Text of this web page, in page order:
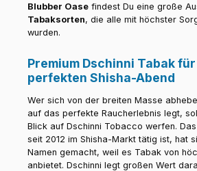
Blubber Oase findest Du eine große
Tabaksorten, die alle mit höchster
wurden.
Premium Dschinni Tabak
perfekten Shisha-Abend
Wer sich von der breiten Masse
auf das perfekte Raucherlebnis legt,
Blick auf Dschinni Tobacco werfen.
seit 2012 im Shisha-Markt tätig ist, hat
Namen gemacht, weil es Tabak von
anbietet. Dschinni legt großen Wert